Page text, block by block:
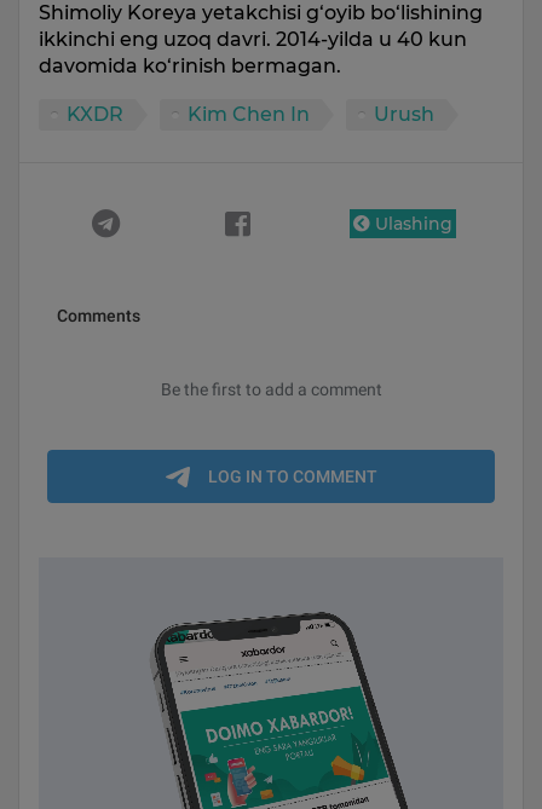
Shimoliy Koreya yetakchisi g‘oyib bo‘lishining
ikkinchi eng uzoq davri. 2014-yilda u 40 kun
davomida ko‘rinish bermagan.
KXDR Kim Chen In Urush
Ulashing